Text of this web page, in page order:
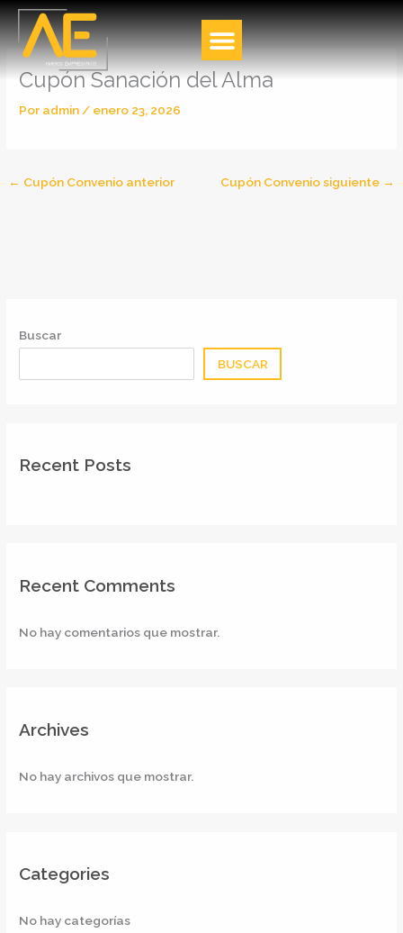
Ir
al
contenido
Cupón Sanación del Alma
Por admin / enero 23, 2026
← Cupón Convenio anterior Cupón Convenio siguiente →
Buscar
BUSCAR
Recent Posts
Recent Comments
No hay comentarios que mostrar.
Archives
No hay archivos que mostrar.
Categories
No hay categorías